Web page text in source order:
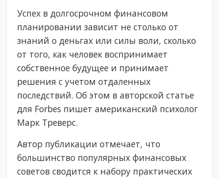
Успех в долгосрочном финансовом
планировании зависит не столько от
знаний о деньгах или силы воли, сколько
от того, как человек воспринимает
собственное будущее и принимает
решения с учетом отдаленных
последствий. Об этом в авторской статье
для Forbes пишет американский психолог
Марк Треверс.
Автор публикации отмечает, что
большинство популярных финансовых
советов сводится к набору практических